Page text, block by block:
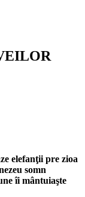
elefanţii pre zioa
somn
îi mântuiaşte